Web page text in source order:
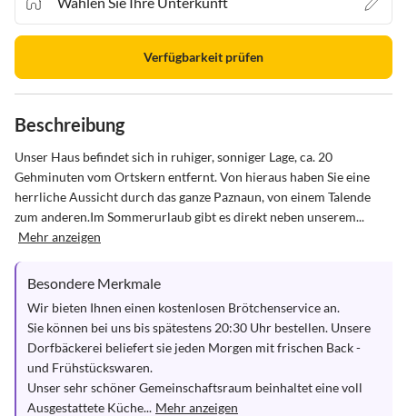
Verfügbarkeit prüfen
Beschreibung
Unser Haus befindet sich in ruhiger, sonniger Lage, ca. 20
Gehminuten vom Ortskern entfernt. Von hieraus haben Sie eine
herrliche Aussicht durch das ganze Paznaun, von einem Talende
zum anderen.Im Sommerurlaub gibt es direkt neben unserem...
Mehr anzeigen
Besondere Merkmale
Wir bieten Ihnen einen kostenlosen Brötchenservice an.
Sie können bei uns bis spätestens 20:30 Uhr bestellen. Unsere
Dorfbäckerei beliefert sie jeden Morgen mit frischen Back -
und Frühstückswaren.
Unser sehr schöner Gemeinschaftsraum beinhaltet eine voll
Ausgestattete Küche... Mehr anzeigen